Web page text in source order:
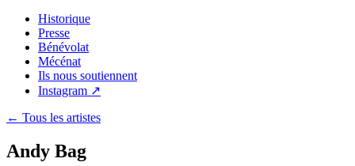
Historique
Presse
Bénévolat
Mécénat
Ils nous soutiennent
Instagram ↗
← Tous les artistes
Andy Bag